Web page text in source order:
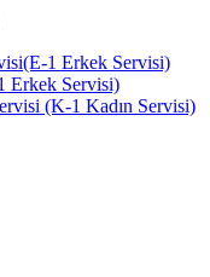
1 Erkek Servisi)
Erkek Servisi)
(K-1 Kadın Servisi)